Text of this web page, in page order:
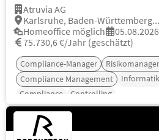
Atruvia AG
Karlsruhe, Baden-Württemberg...
Homeoffice möglich
05.08.2026
75.730,6 €/Jahr (geschätzt)
Compliance-Manager
Compliance Management
Informatik
Compliance
Controlling